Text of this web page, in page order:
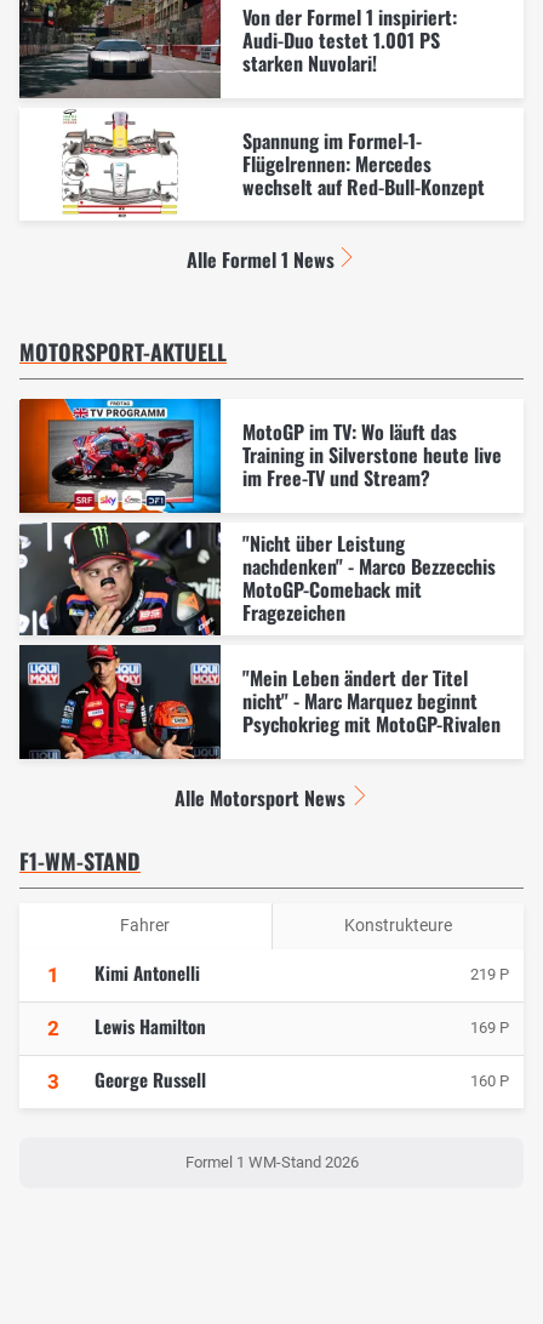
Von der Formel 1 inspiriert:
Audi-Duo testet 1.001 PS
starken Nuvolari!
Spannung im Formel-1-
Flügelrennen: Mercedes
wechselt auf Red-Bull-Konzept
Alle Formel 1 News
MOTORSPORT-AKTUELL
MotoGP im TV: Wo läuft das
Training in Silverstone heute live
im Free-TV und Stream?
"Nicht über Leistung
nachdenken" - Marco Bezzecchis
MotoGP-Comeback mit
Fragezeichen
"Mein Leben ändert der Titel
nicht" - Marc Marquez beginnt
Psychokrieg mit MotoGP-Rivalen
Alle Motorsport News
F1-WM-STAND
Fahrer Konstrukteure
1 Kimi Antonelli 219 P
2 Lewis Hamilton 169 P
3 George Russell 160 P
Formel 1 WM-Stand 2026